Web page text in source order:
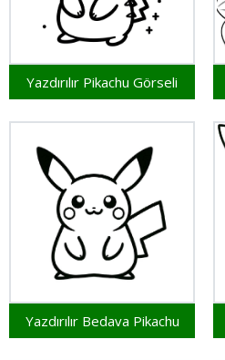
Yazdırılır Pikachu Görseli
Yazdırılır Bedava Pikachu